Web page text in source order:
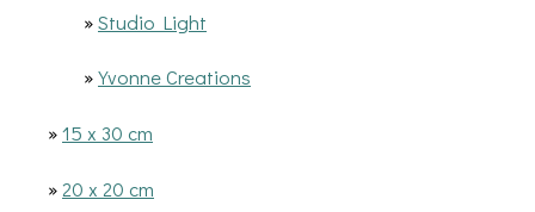
»Studio Light
»Yvonne Creations
»15 x 30 cm
»20 x 20 cm